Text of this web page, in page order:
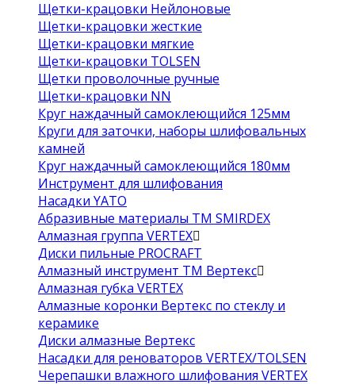
Щетки-крацовки Нейлоновые
Щетки-крацовки жесткие
Щетки-крацовки мягкие
Щетки-крацовки TOLSEN
Щетки проволочные ручные
Щетки-крацовки NN
Круг наждачный самоклеющийся 125мм
Круги для заточки, наборы шлифовальных
камней
Круг наждачный самоклеющийся 180мм
Инструмент для шлифования
Насадки YATO
Абразивные материалы ТМ SMIRDEX
Алмазная группа VERTEX
Диски пильные PROCRAFT
Алмазный инструмент ТМ Вертекс
Алмазная губка VERTEX
Алмазные коронки Вертекс по стеклу и
керамике
Диски алмазные Вертекс
Насадки для реноваторов VERTEX/TOLSEN
Черепашки влажного шлифования VERTEX